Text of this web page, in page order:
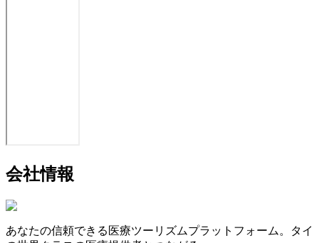
会社情報
あなたの信頼できる医療ツーリズムプラットフォーム。タイ